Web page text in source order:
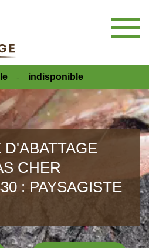
- indisponible
CHER
: PAYSAGISTE